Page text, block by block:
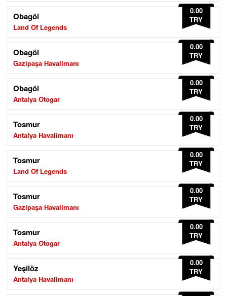
Obagöl
Land Of Legends
0.00
TRY
Obagöl
Gazipaşa Havalimanı
0.00
TRY
Obagöl
Antalya Otogar
0.00
TRY
Tosmur
Antalya Havalimanı
0.00
TRY
Tosmur
Land Of Legends
0.00
TRY
Tosmur
Gazipaşa Havalimanı
0.00
TRY
Tosmur
Antalya Otogar
0.00
TRY
Yeşilöz
Antalya Havalimanı
0.00
TRY